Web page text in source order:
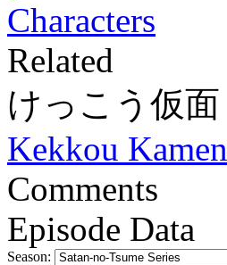
Characters
Related
けっこう仮面
Kekkou Kamen
Comments
Episode Data
Season: